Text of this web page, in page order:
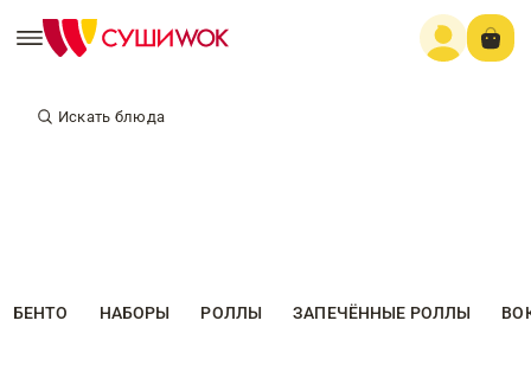
Искать блюда
БЕНТО НАБОРЫ РОЛЛЫ ЗАПЕЧЁННЫЕ РОЛЛЫ